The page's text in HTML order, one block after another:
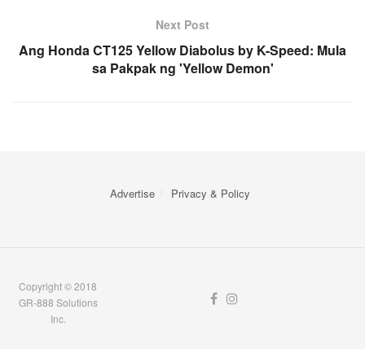
Next Post
Ang Honda CT125 Yellow Diabolus by K-Speed: Mula
sa Pakpak ng 'Yellow Demon'
Advertise Privacy & Policy
Copyright © 2018
GR-888 Solutions
Inc.